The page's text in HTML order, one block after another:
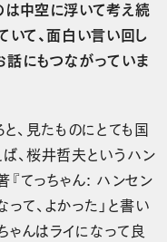
中空に浮いて考え続
いて、面白い言い回し
話にもつながっていま
、見たものにとても国
、桜井哲夫というハン
てっちゃん: ハンセン
て、よかった」と書い
ゃんはライになって良